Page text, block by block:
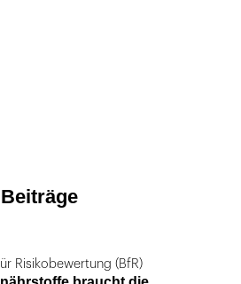
Risikobewertung (BfR)